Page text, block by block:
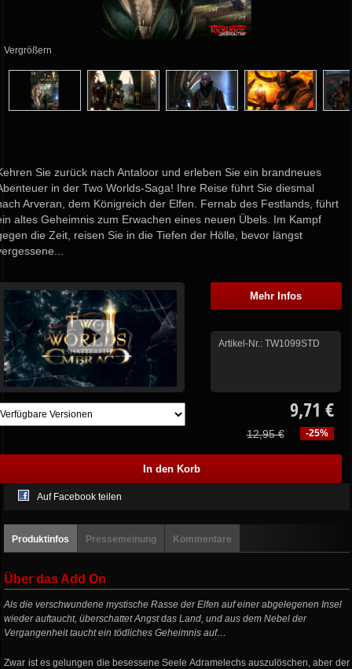
Vergrößern
Sie zurück nach Antaloor und erleben Sie ein brandneues
in der Two Worlds-Saga! Ihre Reise führt Sie diesmal
Arveran, dem Königreich der Elfen. Fernab des Festlands, führt
altes Geheimnis zum Erwachen eines neuen Übels. Im Kampf
die Zeit, reisen Sie in die Tiefen der Hölle, bevor längst
Mehr Infos
Artikel-Nr.: TW1099STD
9,71 €
-25%
12,95 €
Auf Facebook teilen
Produktinfos Pressemeinung Kommentare
Über das Add On
Als die verschwundene mystische Rasse der Elfen auf einer abgelegenen Insel
wieder auftaucht, überschattet Angst das Land, und aus dem Nebel der
Vergangenheit taucht ein tödliches Geheimnis auf…
Zwar ist es gelungen die besessene Seele Adramelechs auszulöschen, aber der